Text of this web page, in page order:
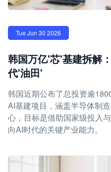
Tue Jun 30 2026
韩国万亿'芯'基建拆解
代'油田'
韩国近期公布了总投资逾
AI基建项目，涵盖半导体制
心，目标是借助国家级投入
向AI时代的关键产业能力。